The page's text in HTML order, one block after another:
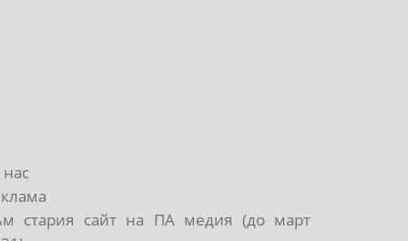
нас
стария сайт на ПА медия (до март